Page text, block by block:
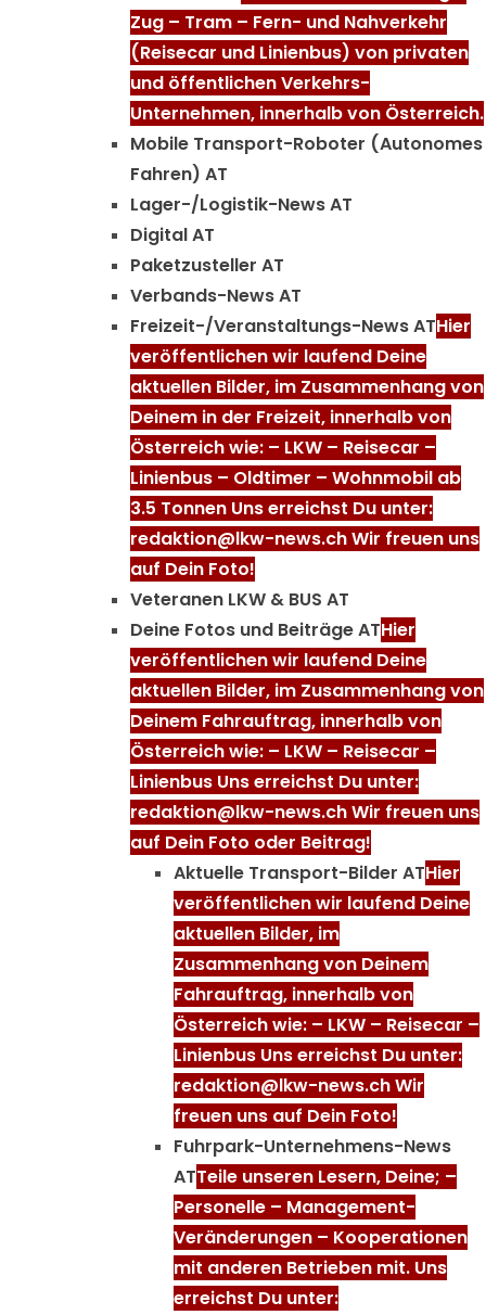
Zug – Tram – Fern- und Nahverkehr
(Reisecar und Linienbus) von privaten
und öffentlichen Verkehrs-
Unternehmen, innerhalb von Österreich.
Mobile Transport-Roboter (Autonomes
Fahren) AT
Lager-/Logistik-News AT
Digital AT
Paketzusteller AT
Verbands-News AT
Freizeit-/Veranstaltungs-News ATHier
veröffentlichen wir laufend Deine
aktuellen Bilder, im Zusammenhang von
Deinem in der Freizeit, innerhalb von
Österreich wie: – LKW – Reisecar –
Linienbus – Oldtimer – Wohnmobil ab
3.5 Tonnen Uns erreichst Du unter:
redaktion@lkw-news.ch Wir freuen uns
auf Dein Foto!
Veteranen LKW & BUS AT
Deine Fotos und Beiträge ATHier
veröffentlichen wir laufend Deine
aktuellen Bilder, im Zusammenhang von
Deinem Fahrauftrag, innerhalb von
Österreich wie: – LKW – Reisecar –
Linienbus Uns erreichst Du unter:
redaktion@lkw-news.ch Wir freuen uns
auf Dein Foto oder Beitrag!
Aktuelle Transport-Bilder ATHier
veröffentlichen wir laufend Deine
aktuellen Bilder, im
Zusammenhang von Deinem
Fahrauftrag, innerhalb von
Österreich wie: – LKW – Reisecar –
Linienbus Uns erreichst Du unter:
redaktion@lkw-news.ch Wir
freuen uns auf Dein Foto!
Fuhrpark-Unternehmens-News
ATTeile unseren Lesern, Deine; –
Personelle – Management-
Veränderungen – Kooperationen
mit anderen Betrieben mit. Uns
erreichst Du unter: